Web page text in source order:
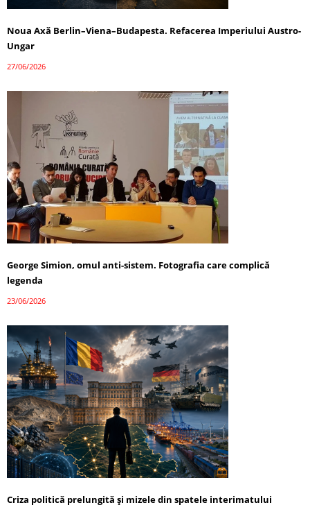
Noua Axă Berlin–Viena–Budapesta. Refacerea Imperiului Austro-
Ungar
27/06/2026
George Simion, omul anti-sistem. Fotografia care complică
legenda
23/06/2026
Criza politică prelungită și mizele din spatele interimatului